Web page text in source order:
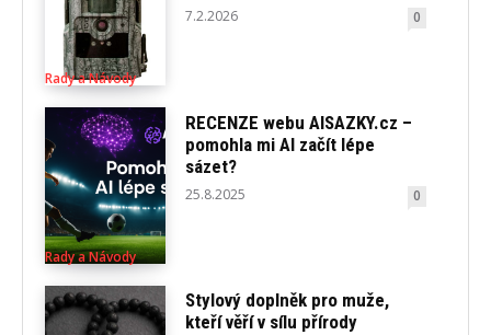
Rady a Návody
7.2.2026 0
Rady a Návody
RECENZE webu AISAZKY.cz –
pomohla mi AI začít lépe
sázet?
25.8.2025 0
Stylový doplněk pro muže,
kteří věří v sílu přírody